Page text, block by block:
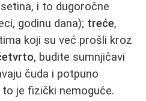
i to dugoročne
godinu dana); treće,
koji su već prošli kroz
, budite sumnjičavi
čuda i potpuno
je fizički nemoguće.